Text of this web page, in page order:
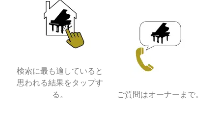
検索に最も適していると
思われる結果をタップす
る。
ご質問はオーナーまで。